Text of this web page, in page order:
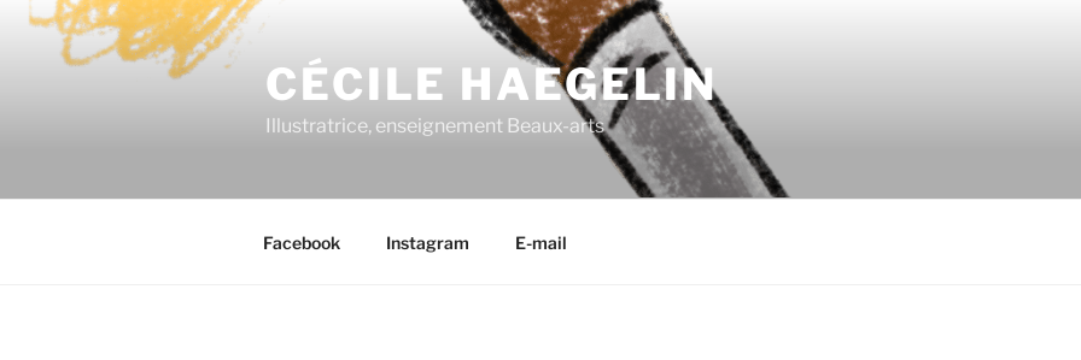
Aller
contenu
CÉCILE HAEGELIN
Illustratrice, enseignement Beaux-arts
Facebook Instagram E-mail